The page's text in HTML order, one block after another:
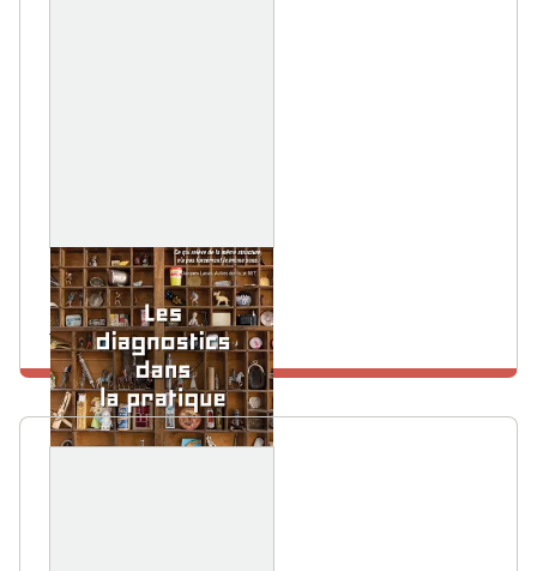
Colloque Uforca
15 JUIN 2024
En savoir plus